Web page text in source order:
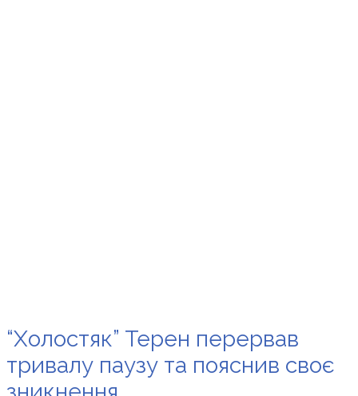
“Холостяк” Терен перервав
тривалу паузу та пояснив своє